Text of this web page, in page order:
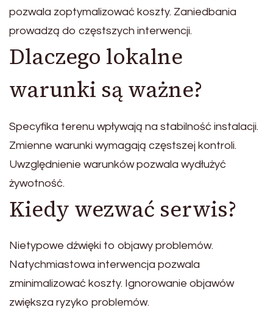
pozwala zoptymalizować koszty. Zaniedbania
prowadzą do częstszych interwencji.
Dlaczego lokalne
warunki są ważne?
Specyfika terenu wpływają na stabilność instalacji.
Zmienne warunki wymagają częstszej kontroli.
Uwzględnienie warunków pozwala wydłużyć
żywotność.
Kiedy wezwać serwis?
Nietypowe dźwięki to objawy problemów.
Natychmiastowa interwencja pozwala
zminimalizować koszty. Ignorowanie objawów
zwiększa ryzyko problemów.